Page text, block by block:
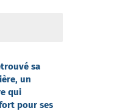
sa
un
qui
pour ses